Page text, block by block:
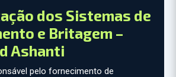
dos Sistemas de
e Britagem –
Ashanti
pelo fornecimento de